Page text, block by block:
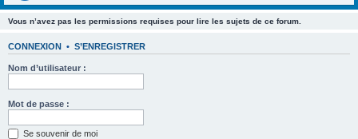
Vous n’avez pas les permissions requises pour lire les sujets de ce forum.
CONNEXION • S’ENREGISTRER
Nom d’utilisateur :
Mot de passe :
Se souvenir de moi